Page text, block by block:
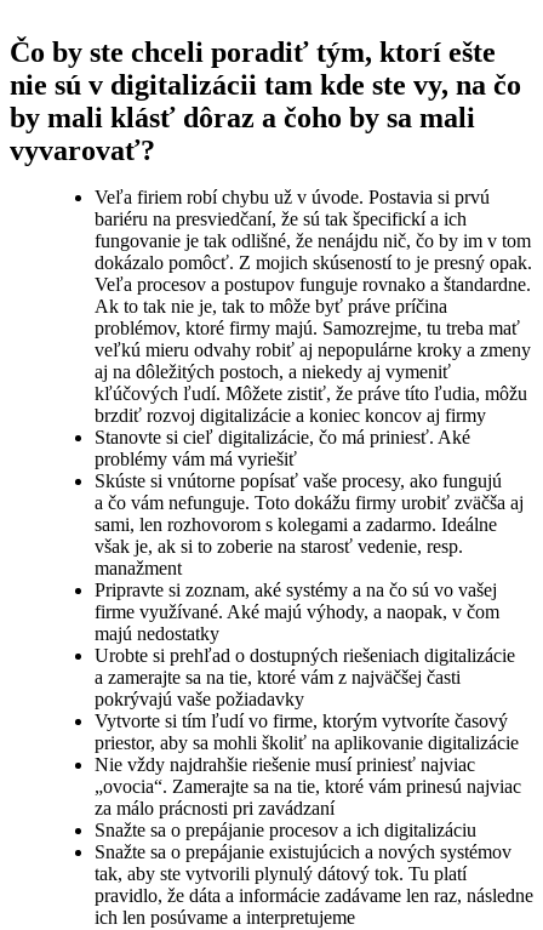
Čo by ste chceli poradiť tým, ktorí ešte
nie sú v digitalizácii tam kde ste vy, na čo
by mali klásť dôraz a čoho by sa mali
vyvarovať?
Veľa firiem robí chybu už v úvode. Postavia si prvú
bariéru na presviedčaní, že sú tak špecifickí a ich
fungovanie je tak odlišné, že nenájdu nič, čo by im v tom
dokázalo pomôcť. Z mojich skúseností to je presný opak.
Veľa procesov a postupov funguje rovnako a štandardne.
Ak to tak nie je, tak to môže byť práve príčina
problémov, ktoré firmy majú. Samozrejme, tu treba mať
veľkú mieru odvahy robiť aj nepopulárne kroky a zmeny
aj na dôležitých postoch, a niekedy aj vymeniť
kľúčových ľudí. Môžete zistiť, že práve títo ľudia, môžu
brzdiť rozvoj digitalizácie a koniec koncov aj firmy
Stanovte si cieľ digitalizácie, čo má priniesť. Aké
problémy vám má vyriešiť
Skúste si vnútorne popísať vaše procesy, ako fungujú
a čo vám nefunguje. Toto dokážu firmy urobiť zväčša aj
sami, len rozhovorom s kolegami a zadarmo. Ideálne
však je, ak si to zoberie na starosť vedenie, resp.
manažment
Pripravte si zoznam, aké systémy a na čo sú vo vašej
firme využívané. Aké majú výhody, a naopak, v čom
majú nedostatky
Urobte si prehľad o dostupných riešeniach digitalizácie
a zamerajte sa na tie, ktoré vám z najväčšej časti
pokrývajú vaše požiadavky
Vytvorte si tím ľudí vo firme, ktorým vytvoríte časový
priestor, aby sa mohli školiť na aplikovanie digitalizácie
Nie vždy najdrahšie riešenie musí priniesť najviac
„ovocia“. Zamerajte sa na tie, ktoré vám prinesú najviac
za málo prácnosti pri zavádzaní
Snažte sa o prepájanie procesov a ich digitalizáciu
Snažte sa o prepájanie existujúcich a nových systémov
tak, aby ste vytvorili plynulý dátový tok. Tu platí
pravidlo, že dáta a informácie zadávame len raz, následne
ich len posúvame a interpretujeme